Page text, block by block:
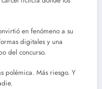
en fenómeno a su
digitales y una
del concurso.
polémica. Más riesgo. Y